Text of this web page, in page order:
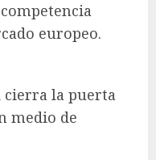
europeo.
cierra la puerta
medio de